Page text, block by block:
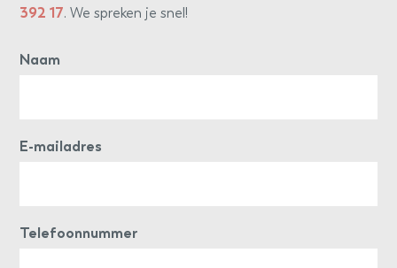
392 17. We spreken je snel!
Naam
E-mailadres
Telefoonnummer